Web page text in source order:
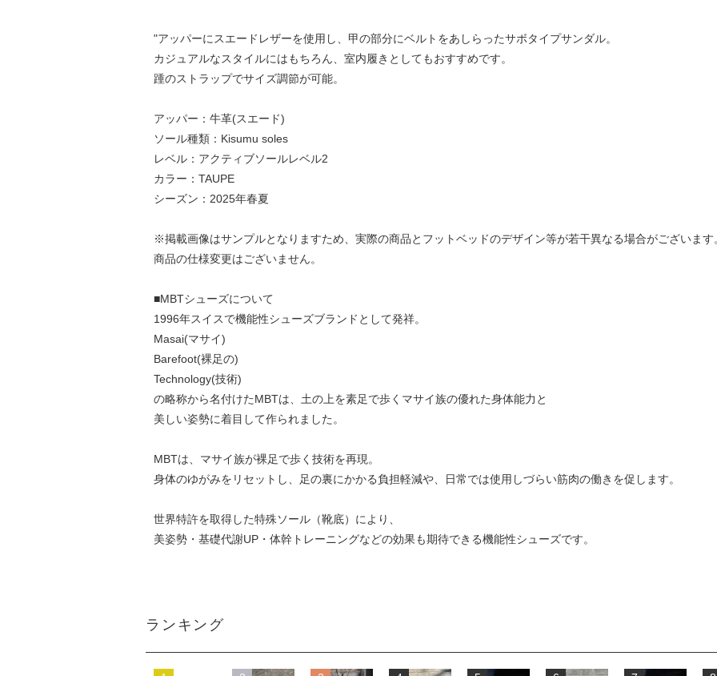
"アッパーにスエードレザーを使用し、甲の部分にベルトをあしらったサボタイプサンダル。
カジュアルなスタイルにはもちろん、室内履きとしてもおすすめです。
踵のストラップでサイズ調節が可能。
アッパー：牛革(スエード)
ソール種類：Kisumu soles
レベル：アクティブソールレベル2
カラー：TAUPE
シーズン：2025年春夏
※掲載画像はサンプルとなりますため、実際の商品とフットベッドのデザイン等が若干異なる場合がございます
商品の仕様変更はございません。
■MBTシューズについて
1996年スイスで機能性シューズブランドとして発祥。
Masai(マサイ)
Barefoot(裸足の)
Technology(技術)
の略称から名付けたMBTは、土の上を素足で歩くマサイ族の優れた身体能力と
美しい姿勢に着目して作られました。
MBTは、マサイ族が裸足で歩く技術を再現。
身体のゆがみをリセットし、足の裏にかかる負担軽減や、日常では使用しづらい筋肉の働きを促します。
世界特許を取得した特殊ソール（靴底）により、
美姿勢・基礎代謝UP・体幹トレーニングなどの効果も期待できる機能性シューズです。
ランキング